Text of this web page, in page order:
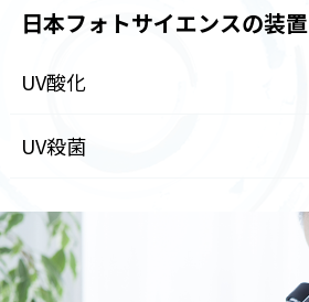
日本フォトサイエンスの装置
UV酸化
UV殺菌